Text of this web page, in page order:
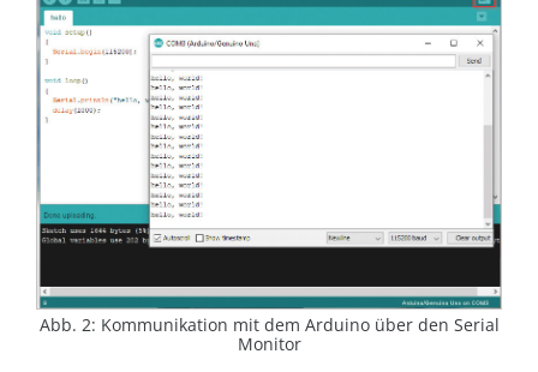
Abb. 2: Kommunikation mit dem Arduino über den Serial
Monitor